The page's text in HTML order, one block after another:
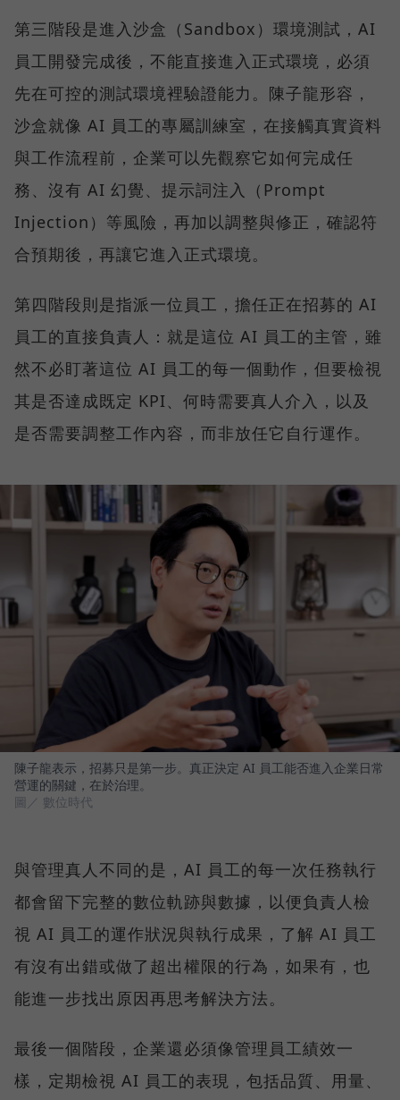
第三階段是進入沙盒（Sandbox）環境測試，AI
員工開發完成後，不能直接進入正式環境，必須
先在可控的測試環境裡驗證能力。陳子龍形容，
沙盒就像 AI 員工的專屬訓練室，在接觸真實資料
與工作流程前，企業可以先觀察它如何完成任
務、沒有 AI 幻覺、提示詞注入（Prompt
Injection）等風險，再加以調整與修正，確認符
合預期後，再讓它進入正式環境。
第四階段則是指派一位員工，擔任正在招募的 AI
員工的直接負責人：就是這位 AI 員工的主管，雖
然不必盯著這位 AI 員工的每一個動作，但要檢視
其是否達成既定 KPI、何時需要真人介入，以及
是否需要調整工作內容，而非放任它自行運作。
陳子龍表示，招募只是第一步。真正決定 AI 員工能否進入企業日常
營運的關鍵，在於治理。
圖／ 數位時代
與管理真人不同的是，AI 員工的每一次任務執行
都會留下完整的數位軌跡與數據，以便負責人檢
視 AI 員工的運作狀況與執行成果，了解 AI 員工
有沒有出錯或做了超出權限的行為，如果有，也
能進一步找出原因再思考解決方法。
最後一個階段，企業還必須像管理員工績效一
樣，定期檢視 AI 員工的表現，包括品質、用量、